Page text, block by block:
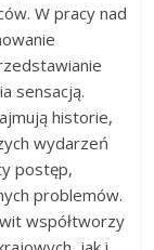
W pracy nad
sensacją.
historie,
wydarzeń
postęp,
problemów.
współtworzy